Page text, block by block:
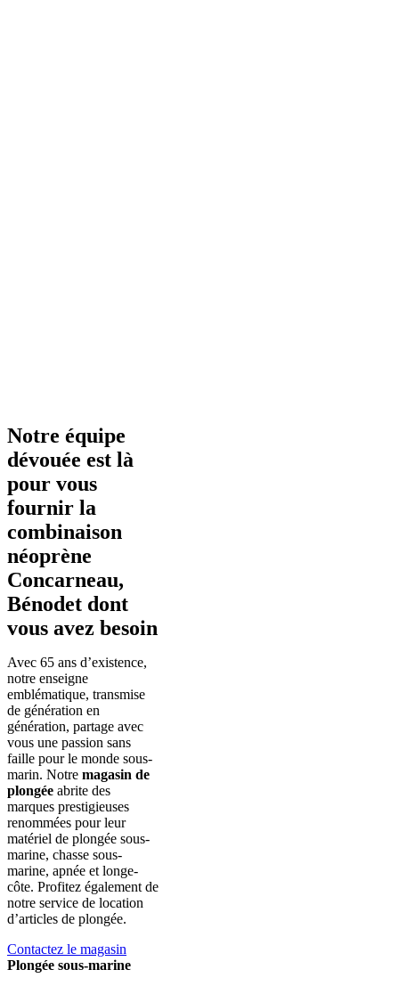
Notre équipe
dévouée est là
pour vous
fournir la
combinaison
néoprène
Concarneau,
Bénodet dont
vous avez besoin
Avec 65 ans d’existence,
notre enseigne
emblématique, transmise
de génération en
génération, partage avec
vous une passion sans
faille pour le monde sous-
marin. Notre magasin de
plongée abrite des
marques prestigieuses
renommées pour leur
matériel de plongée sous-
marine, chasse sous-
marine, apnée et longe-
côte. Profitez également de
notre service de location
d’articles de plongée.
Contactez le magasin
Plongée sous-marine